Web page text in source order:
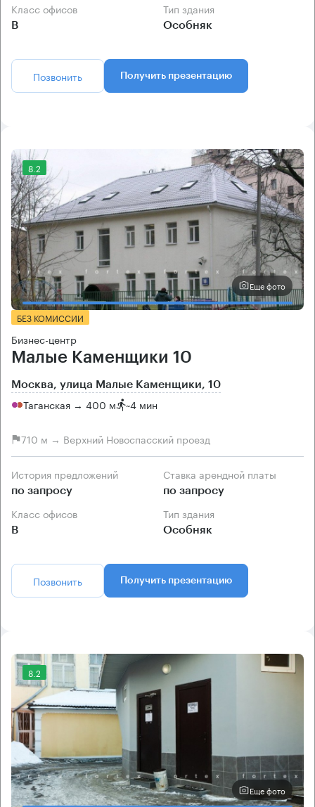
Класс офисов
B
Тип здания
Особняк
Позвонить Получить презентацию
8.2
Еще фото
БЕЗ КОМИССИИ
Бизнес-центр
Малые Каменщики 10
Москва, улица Малые Каменщики, 10
Таганская → 400 м ~4 мин
710 м → Верхний Новоспасский проезд
История предложений
по запросу
Ставка арендной платы
по запросу
Класс офисов
B
Тип здания
Особняк
Позвонить Получить презентацию
8.2
Еще фото